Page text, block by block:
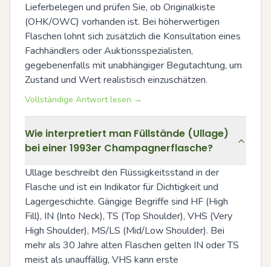
Lieferbelegen und prüfen Sie, ob Originalkiste
(OHK/OWC) vorhanden ist. Bei höherwertigen
Flaschen lohnt sich zusätzlich die Konsultation eines
Fachhändlers oder Auktionsspezialisten,
gegebenenfalls mit unabhängiger Begutachtung, um
Zustand und Wert realistisch einzuschätzen.
Vollständige Antwort lesen →
Wie interpretiert man Füllstände (Ullage)
bei einer 1993er Champagnerflasche?
Ullage beschreibt den Flüssigkeitsstand in der
Flasche und ist ein Indikator für Dichtigkeit und
Lagergeschichte. Gängige Begriffe sind HF (High
Fill), IN (Into Neck), TS (Top Shoulder), VHS (Very
High Shoulder), MS/LS (Mid/Low Shoulder). Bei
mehr als 30 Jahre alten Flaschen gelten IN oder TS
meist als unauffällig, VHS kann erste